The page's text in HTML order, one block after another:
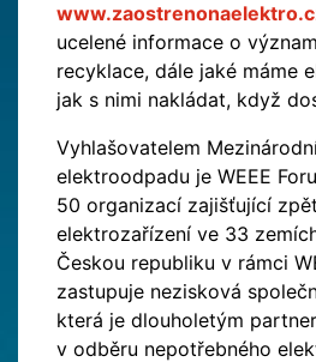
ucelené informace o
recyklace, dále jaké máme
jak s nimi nakládat, když
Vyhlašovatelem
elektroodpadu je WEEE
50 organizací zajišťující
elektrozařízení ve 33
Českou republiku v rámci
zastupuje nezisková
která je dlouholetým
v odběru nepotřebného